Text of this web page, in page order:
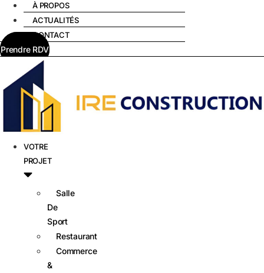
À PROPOS
ACTUALITÉS
CONTACT
Prendre RDV
VOTRE
PROJET
Salle
De
Sport
Restaurant
Commerce
&